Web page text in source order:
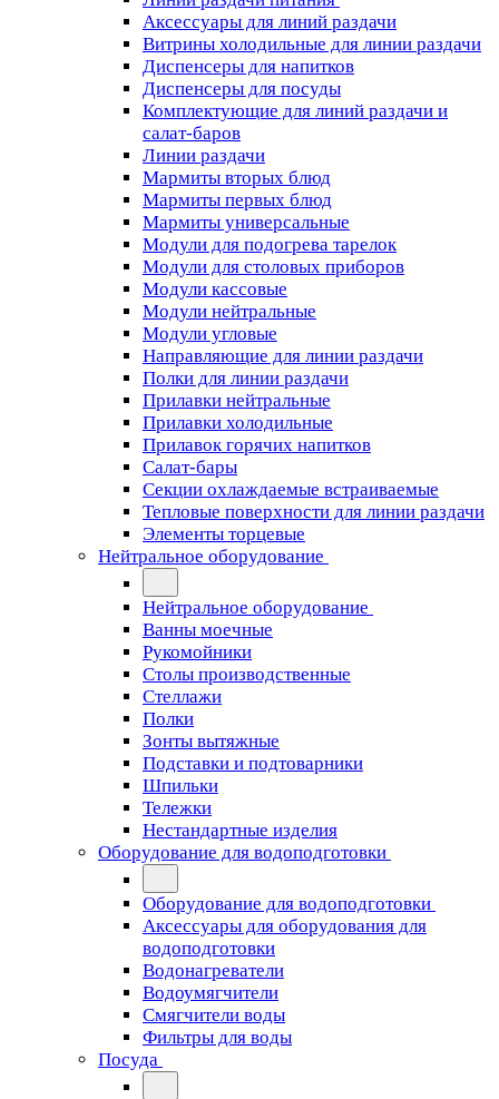
Аксессуары для линий раздачи
Витрины холодильные для линии раздачи
Диспенсеры для напитков
Диспенсеры для посуды
Комплектующие для линий раздачи и
салат-баров
Линии раздачи
Мармиты вторых блюд
Мармиты первых блюд
Мармиты универсальные
Модули для подогрева тарелок
Модули для столовых приборов
Модули кассовые
Модули нейтральные
Модули угловые
Направляющие для линии раздачи
Полки для линии раздачи
Прилавки нейтральные
Прилавки холодильные
Прилавок горячих напитков
Салат-бары
Секции охлаждаемые встраиваемые
Тепловые поверхности для линии раздачи
Элементы торцевые
Нейтральное оборудование
Нейтральное оборудование
Ванны моечные
Рукомойники
Столы производственные
Стеллажи
Полки
Зонты вытяжные
Подставки и подтоварники
Шпильки
Тележки
Нестандартные изделия
Оборудование для водоподготовки
Оборудование для водоподготовки
Аксессуары для оборудования для
водоподготовки
Водонагреватели
Водоумягчители
Смягчители воды
Фильтры для воды
Посуда